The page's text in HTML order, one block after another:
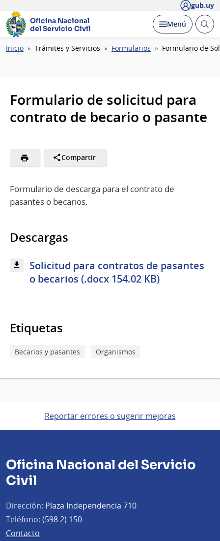
gub.uy
Oficina Nacional
del Servicio Civil
Desplegar
Menú Abrir
Ruta
Inicio Trámites y Servicios Formularios Formulario de
Formulario de solicitud para
contrato de becario o pasante
Compartir
Formulario de descarga para el contrato de
pasantes o becarios.
Descargas
Solicitud para contratos de pasantes
o becarios (.docx 154.02 KB)
Etiquetas
Becarios y pasantes Organismos
Reportar errores o sugerir mejoras
Oficina Nacional del Servicio
Civil
Dirección: Plaza Independencia 710
Teléfono: (598 2) 150
Contacto